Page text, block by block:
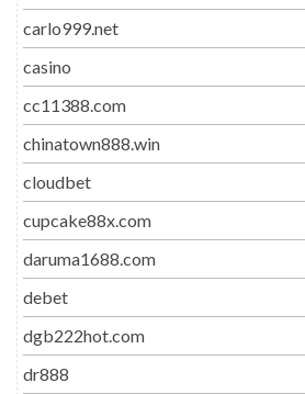
carlo999.net
casino
cc11388.com
chinatown888.win
cloudbet
cupcake88x.com
daruma1688.com
debet
dgb222hot.com
dr888